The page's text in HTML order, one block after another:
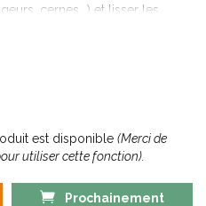
cernes...) et lisser les
tendance acnéique. La peau est
est disponible (Merci de
utiliser cette fonction).
Prochainement